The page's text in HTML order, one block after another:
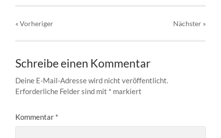
« Vorheriger Nächster »
Schreibe einen Kommentar
Deine E-Mail-Adresse wird nicht veröffentlicht.
Erforderliche Felder sind mit * markiert
Kommentar *